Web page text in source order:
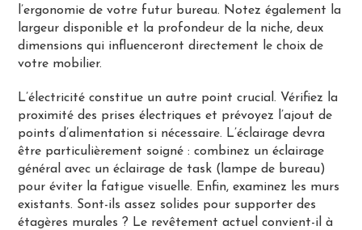
l’ergonomie de votre futur bureau. Notez également la
largeur disponible et la profondeur de la niche, deux
dimensions qui influenceront directement le choix de
votre mobilier.
L’électricité constitue un autre point crucial. Vérifiez la
proximité des prises électriques et prévoyez l’ajout de
points d’alimentation si nécessaire. L’éclairage devra
être particulièrement soigné : combinez un éclairage
général avec un éclairage de task (lampe de bureau)
pour éviter la fatigue visuelle. Enfin, examinez les murs
existants. Sont-ils assez solides pour supporter des
étagères murales ? Le revêtement actuel convient-il à